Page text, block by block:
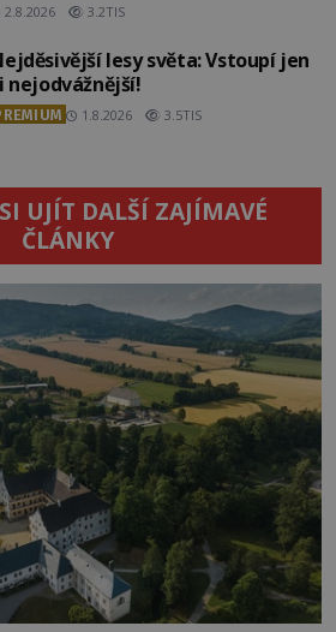
2.8.2026 3.2TIS
lesy světa: Vstoupí jen
nejodvážnější!
1.8.2026 3.5TIS
UJÍT DALŠÍ ZAJÍMAVÉ
ČLÁNKY